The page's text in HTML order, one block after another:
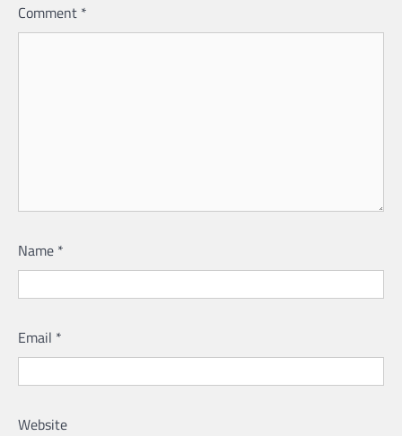
Comment *
Name *
Email *
Website